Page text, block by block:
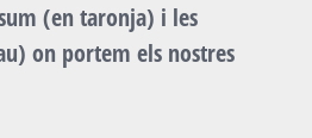
(en taronja) i les
on portem els nostres